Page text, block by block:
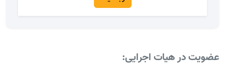
عضویت در هیات اجرایی: